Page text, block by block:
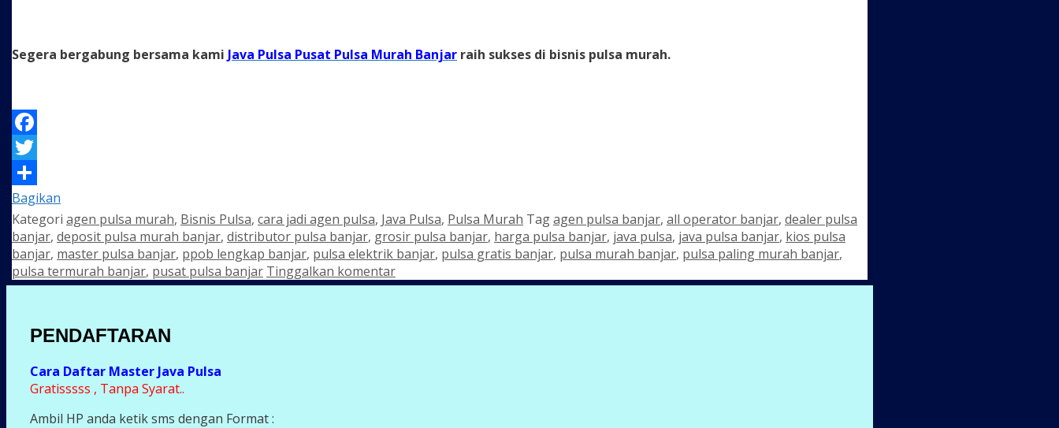
Segera bergabung bersama kami Java Pulsa Pusat Pulsa Murah Banjar raih sukses di bisnis pulsa murah.
Facebook
Twitter
Bagikan
Kategori agen pulsa murah, Bisnis Pulsa, cara jadi agen pulsa, Java Pulsa, Pulsa Murah Tagagen pulsa banjar, all operator banjar, dealer pulsa
banjar, deposit pulsa murah banjar, distributor pulsa banjar, grosir pulsa banjar, harga pulsa banjar, java pulsa, java pulsa banjar, kios pulsa
banjar, master pulsa banjar, ppob lengkap banjar, pulsa elektrik banjar, pulsa gratis banjar, pulsa murah banjar, pulsa paling murah banjar,
pulsa termurah banjar, pusat pulsa banjar Tinggalkan komentar
PENDAFTARAN
Cara Daftar Master Java Pulsa
Gratisssss , Tanpa Syarat..
Ambil HP anda ketik sms dengan Format :